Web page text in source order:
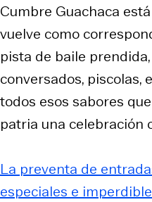
Cumbre Guachaca
vuelve como
pista de baile
conversados, piscolas,
todos esos sabores
patria una celebración
La preventa de
especiales e